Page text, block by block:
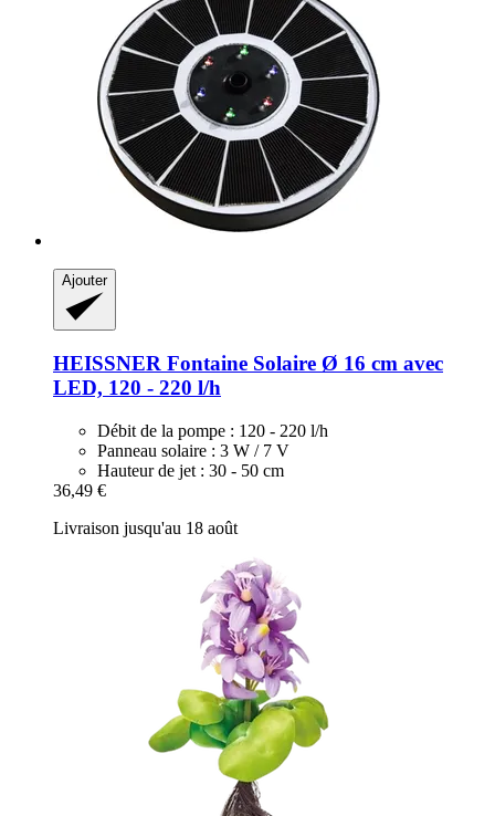
Ajouter
HEISSNER Fontaine Solaire Ø 16 cm avec
LED, 120 -​ 220 l/h
Débit de la pompe : 120 - 220 l/h
Panneau solaire : 3 W / 7 V
Hauteur de jet : 30 - 50 cm
36,49 €
Livraison jusqu'au 18 août